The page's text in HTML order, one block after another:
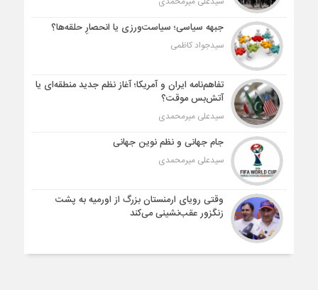
جبهه سیاسی؛ سیاست‌ورزی یا انحصارِ حلقه‌ها؟
سیدجواد کاظمی
تفاهم‌نامه ایران و آمریکا؛ آغاز نظم جدید منطقه‌ای یا
آتش‌بس موقت؟
سیدعلی میرمحمدی
جام جهانی و نظم نوین جهانی
سیدعلی میرمحمدی
وقتی رویای ارمنستان بزرگ از اورمیه به پشت
زنگزور عقب‌نشینی می‌کند